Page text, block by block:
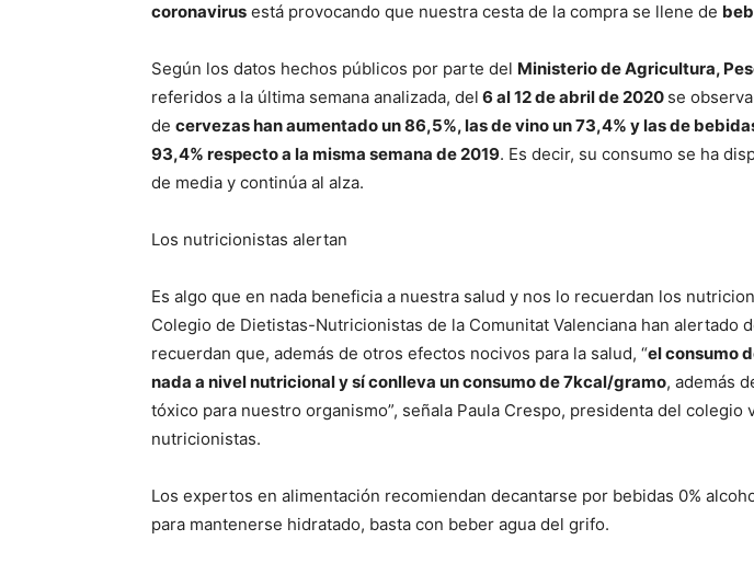
coronavirus está provocando que nuestra cesta de la compra se llene de
Según los datos hechos públicos por parte del Ministerio de Agricultura,
referidos a la última semana analizada, del 6 al 12 de abril de 2020 se
de cervezas han aumentado un 86,5%, las de vino un 73,4% y las de
93,4% respecto a la misma semana de 2019. Es decir, su consumo se ha
de media y continúa al alza.
Los nutricionistas alertan
Es algo que en nada beneficia a nuestra salud y nos lo recuerdan los
Colegio de Dietistas-Nutricionistas de la Comunitat Valenciana han alertado
recuerdan que, además de otros efectos nocivos para la salud, “el consumo
nada a nivel nutricional y sí conlleva un consumo de 7kcal/gramo, además
tóxico para nuestro organismo”, señala Paula Crespo, presidenta del colegio
nutricionistas.
Los expertos en alimentación recomiendan decantarse por bebidas 0%
para mantenerse hidratado, basta con beber agua del grifo.